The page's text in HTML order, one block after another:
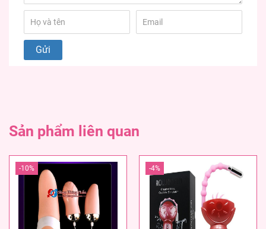
Sản phẩm liên quan
-10% -4%